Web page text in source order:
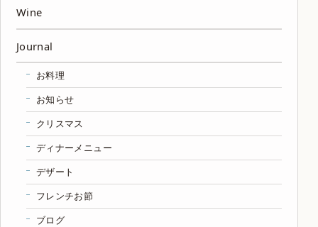
Wine
Journal
お料理
お知らせ
クリスマス
ディナーメニュー
デザート
フレンチお節
ブログ